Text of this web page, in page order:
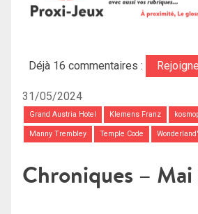
Déjà 16 commentaires :
31/05/2024
Grand Austria Hotel Klemens Franz
Manny Trembley Temple Code
Chroniques –